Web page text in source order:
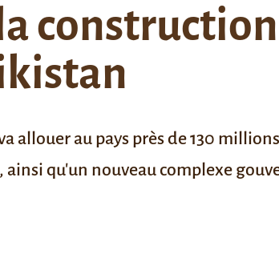
allouer au pays près de 130
qu'un nouveau complexe